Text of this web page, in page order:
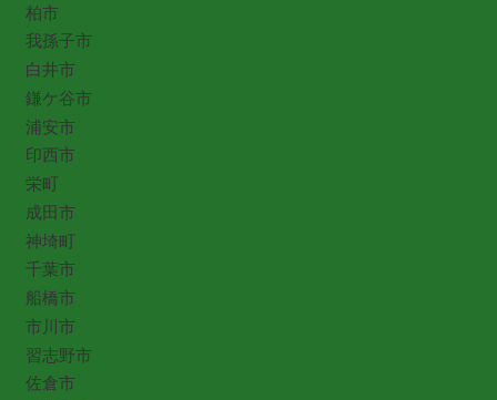
柏市
我孫子市
白井市
鎌ケ谷市
浦安市
印西市
栄町
成田市
神埼町
千葉市
船橋市
市川市
習志野市
佐倉市